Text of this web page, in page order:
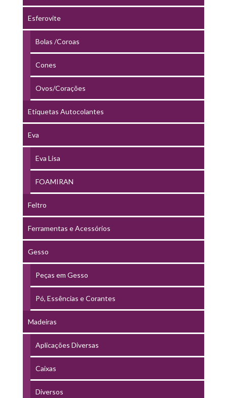
Esferovite
Bolas /Coroas
Cones
Ovos/Corações
Etiquetas Autocolantes
Eva
Eva Lisa
FOAMIRAN
Feltro
Ferramentas e Acessórios
Gesso
Peças em Gesso
Pó, Essências e Corantes
Madeiras
Aplicações Diversas
Caixas
Diversos